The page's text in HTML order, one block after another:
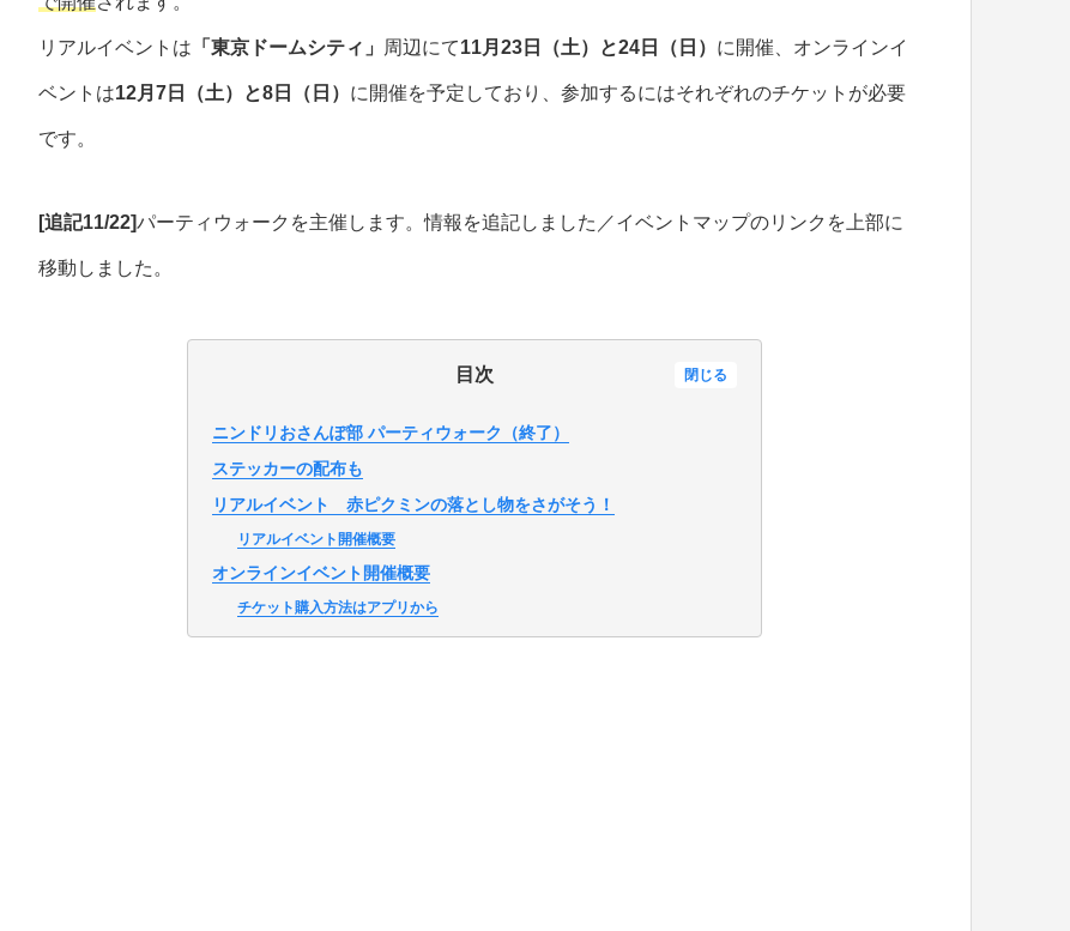
リアルイベントは 「東京ドームシティ」 周辺にて11月23日（土）と24日（日） に開催、オンラインイ
ベントは12月7日（土）と8日（日） に開催を予定しており、参加するにはそれぞれのチケットが必要
です。
[追記11/22]パーティウォークを主催します。情報を追記しました／イベントマップのリンクを上部に
移動しました。
目次 閉じる
ニンドリおさんぽ部 パーティウォーク（終了）
ステッカーの配布も
リアルイベント 赤ピクミンの落とし物をさがそう！
リアルイベント開催概要
オンラインイベント開催概要
チケット購入方法はアプリから